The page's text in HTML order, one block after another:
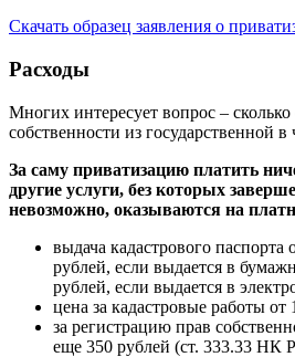
Скачать образец заявления о
Расходы
Многих интересует вопрос –
собственности из государственной в
За саму приватизацию платить
другие услуги, без которых
невозможно, оказываются на
выдача кадастрового паспорта
рублей, если выдается в
рублей, если выдается в
цена за кадастровые работы от
за регистрацию прав
еще 350 рублей (ст. 333.33 НК